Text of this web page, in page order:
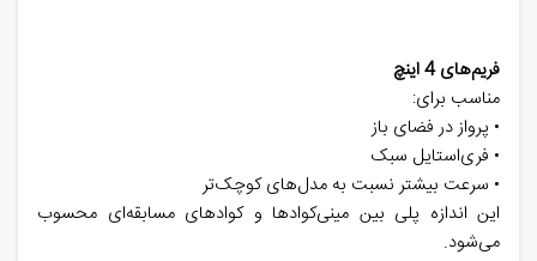
فریم‌های 4 اینچ
مناسب برای:
• پرواز در فضای باز
• فری‌استایل سبک
• سرعت بیشتر نسبت به مدل‌های کوچک‌تر
این اندازه پلی بین مینی‌کوادها و کوادهای مسابقه‌ای محسوب
می‌شود.